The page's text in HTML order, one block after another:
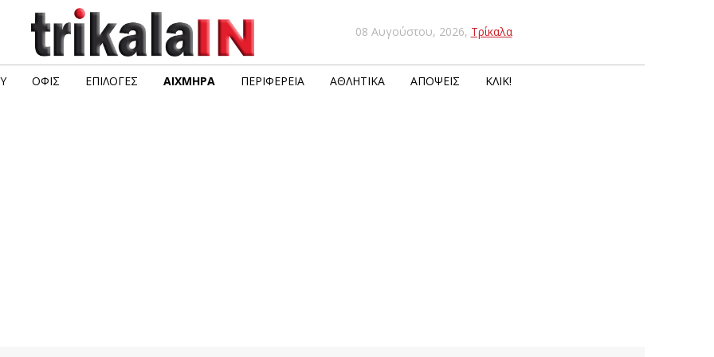
08 Αυγούστου, 2026, Τρίκαλα
ΟΦΙΣ ΕΠΙΛΟΓΈΣ ΑΙΧΜΗΡΆ ΠΕΡΙΦΈΡΕΙΑ ΑΘΛΗΤΙΚΆ ΑΠΌΨΕΙΣ ΚΛΙΚ!